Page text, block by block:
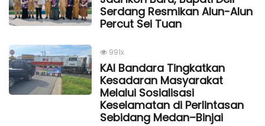
Serdang Resmikan Alun-Alun
Percut Sei Tuan
991x
KAI Bandara Tingkatkan
Kesadaran Masyarakat
Melalui Sosialisasi
Keselamatan di Perlintasan
Sebidang Medan–Binjai